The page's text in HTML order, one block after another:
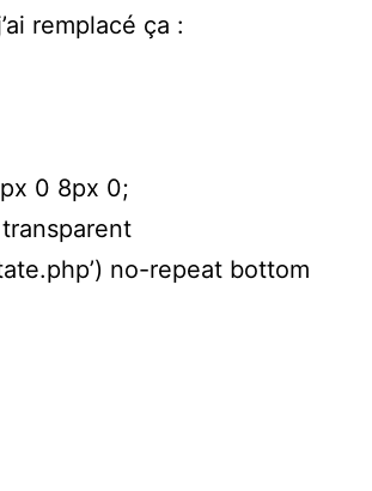
remplacé ça :
0 8px 0;
no-repeat bottom